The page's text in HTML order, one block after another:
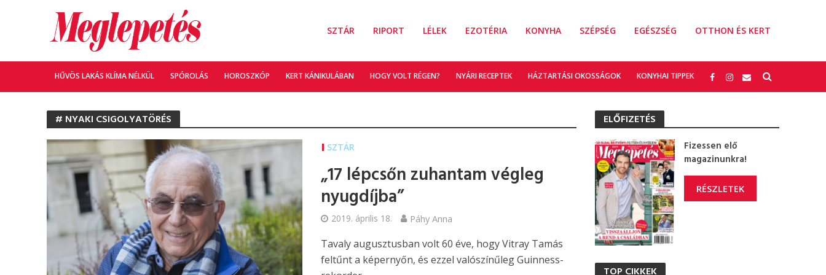
SZTÁR RIPORT LÉLEK EZOTÉRIA KONYHA SZÉPSÉG EGÉSZSÉG OTTHON ÉS KERT
HŰVÖS LAKÁS KLÍMA NÉLKÜL SPÓROLÁS HOROSZKÓP KERT KÁNIKULÁBAN HOGY VOLT RÉGEN? NYÁRI RECEPTEK HÁZTARTÁSI OKOSSÁGOK KONYHAI TIPPEK
# NYAKI CSIGOLYATÖRÉS
SZTÁR
„17 lépcsőn zuhantam végleg
nyugdíjba”
2019. április 18. Páhy Anna
Tavaly augusztusban volt 60 éve, hogy Vitray Tamás
feltűnt a képernyőn, és ezzel valószínűleg Guinness-
ELŐFIZETÉS
Fizessen elő
magazinunkra!
RÉSZLETEK